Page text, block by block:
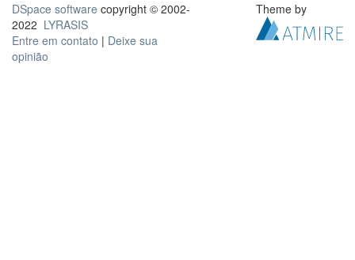
DSpace software copyright © 2002-
2022 LYRASIS
Entre em contato | Deixe sua
opinião
Theme by